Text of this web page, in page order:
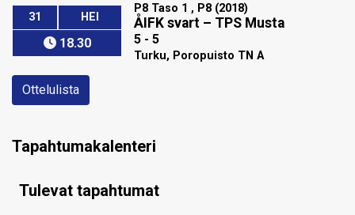
31 HEI
18.30
P8 Taso 1 , P8 (2018)
ÅIFK svart – TPS Musta
5 - 5
Turku, Poropuisto TN A
Ottelulista
Tapahtumakalenteri
Tulevat tapahtumat